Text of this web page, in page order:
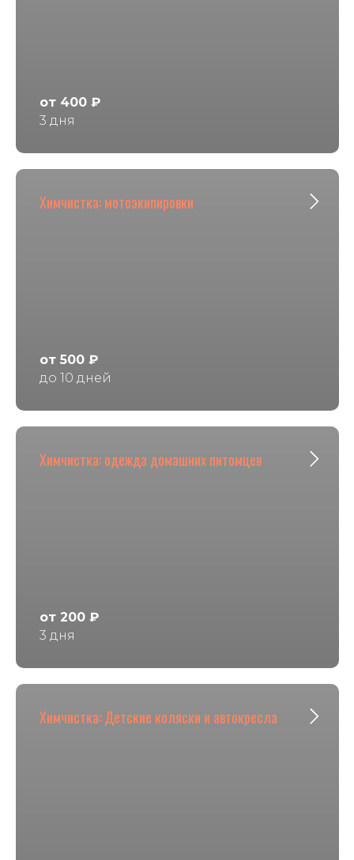
от 400 ₽
3 дня
Химчистка: мотоэкипировки
от 500 ₽
до 10 дней
Химчистка: одежда домашних питомцев
от 200 ₽
3 дня
Химчистка: Детские коляски и автокресла